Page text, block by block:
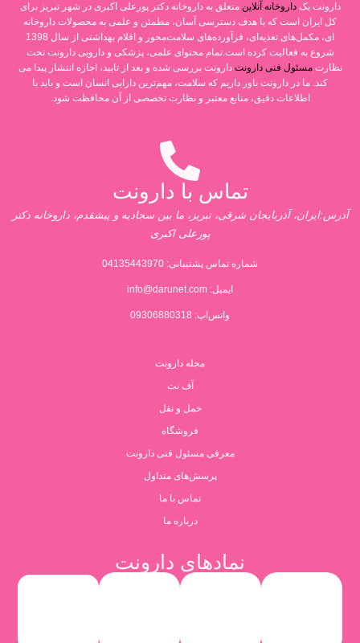
دارونت یکداروخانه آنلاین متعلق به داروخانه دکتر پورعلی اکبری در شهر تبریز برای
کل ایران است که با هدف دسترسی آسان، مطمئن و علمی به محصولات داروخانه
ای، مکمل‌های تغذیه‌ای، فرآورده‌های سلامت‌محور و اقلام بهداشتی از سال 1398
شروع به فعالیت کرده است.تمام محتوای علمی، پزشکی و دارویی دارونت تحت
نظارتمسئول فنی دارونت دارونت بررسی شده و بعد از تایید، اجازه انتشار پیدا می
کند. ما در دارونت باور داریم که سلامت، مهم‌ترین دارایی انسان است و باید با
اطلاعات دقیق، منابع معتبر و نظارت تخصصی از آن محافظت شود.
تماس با دارونت
آدرس:ایران، آذربایجان شرقی، تبریز، ما بین سجادیه و پیشقدم، داروخانه دکتر
پورعلی اکبری
شماره تماس پشتیبانی: 04135443970
ایمیل: info@darunet.com
واتس‌اپ: 09306880318
مجله دارونت
آف نت
حمل و نقل
فروشگاه
معرفی مسئول فنی دارونت
پرسش‌های متداول
تماس با ما
درباره ما
نمادهای دارونت